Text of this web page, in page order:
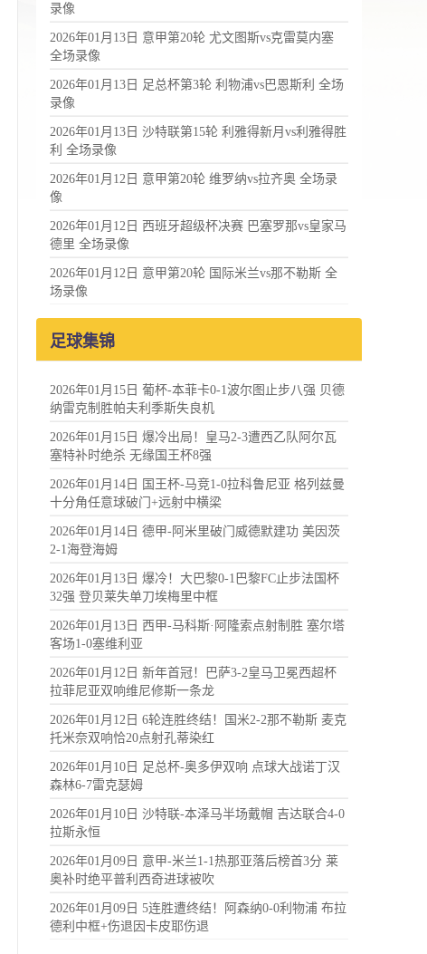
录像
2026年01月13日 意甲第20轮 尤文图斯vs克雷莫内塞
全场录像
2026年01月13日 足总杯第3轮 利物浦vs巴恩斯利 全场
录像
2026年01月13日 沙特联第15轮 利雅得新月vs利雅得胜
利 全场录像
2026年01月12日 意甲第20轮 维罗纳vs拉齐奥 全场录
像
2026年01月12日 西班牙超级杯决赛 巴塞罗那vs皇家马
德里 全场录像
2026年01月12日 意甲第20轮 国际米兰vs那不勒斯 全
场录像
足球集锦
2026年01月15日 葡杯-本菲卡0-1波尔图止步八强 贝德
纳雷克制胜帕夫利季斯失良机
2026年01月15日 爆冷出局！皇马2-3遭西乙队阿尔瓦
塞特补时绝杀 无缘国王杯8强
2026年01月14日 国王杯-马竞1-0拉科鲁尼亚 格列兹曼
十分角任意球破门+远射中横梁
2026年01月14日 德甲-阿米里破门威德默建功 美因茨
2-1海登海姆
2026年01月13日 爆冷！大巴黎0-1巴黎FC止步法国杯
32强 登贝莱失单刀埃梅里中框
2026年01月13日 西甲-马科斯·阿隆索点射制胜 塞尔塔
客场1-0塞维利亚
2026年01月12日 新年首冠！巴萨3-2皇马卫冕西超杯
拉菲尼亚双响维尼修斯一条龙
2026年01月12日 6轮连胜终结！国米2-2那不勒斯 麦克
托米奈双响恰20点射孔蒂染红
2026年01月10日 足总杯-奥多伊双响 点球大战诺丁汉
森林6-7雷克瑟姆
2026年01月10日 沙特联-本泽马半场戴帽 吉达联合4-0
拉斯永恒
2026年01月09日 意甲-米兰1-1热那亚落后榜首3分 莱
奥补时绝平普利西奇进球被吹
2026年01月09日 5连胜遭终结！阿森纳0-0利物浦 布拉
德利中框+伤退因卡皮耶伤退